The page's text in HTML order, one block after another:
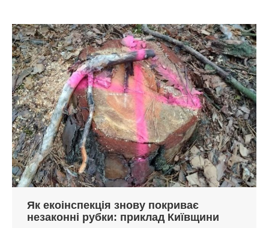
Як екоінспекція знову покриває
незаконні рубки: приклад Київщини